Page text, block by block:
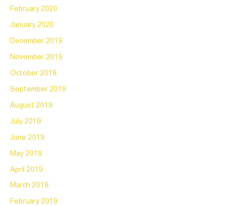
February 2020
January 2020
December 2019
November 2019
October 2019
September 2019
August 2019
July 2019
June 2019
May 2019
April 2019
March 2019
February 2019